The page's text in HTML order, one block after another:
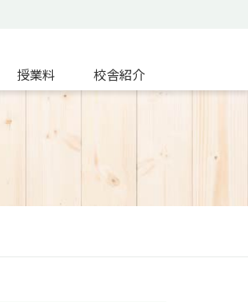
授業料 校舎紹介